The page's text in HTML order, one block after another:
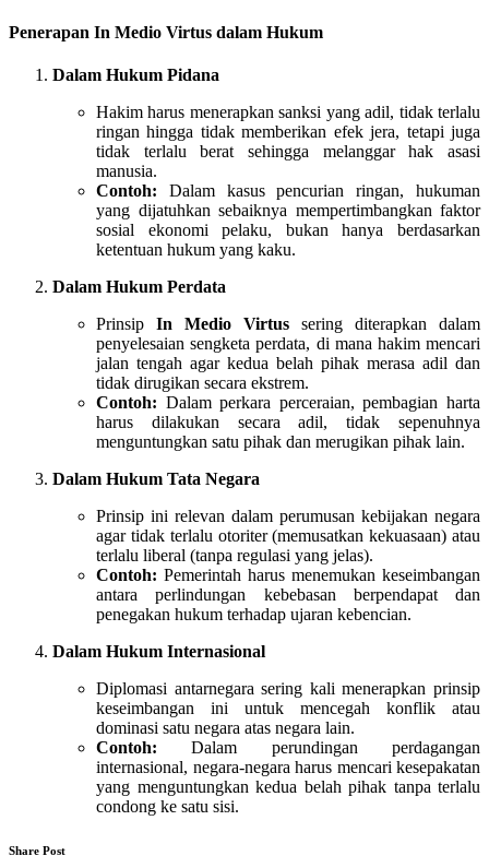
Penerapan In Medio Virtus dalam Hukum
Dalam Hukum Pidana
Hakim harus menerapkan sanksi yang adil, tidak terlalu
ringan hingga tidak memberikan efek jera, tetapi juga
tidak terlalu berat sehingga melanggar hak asasi
manusia.
Contoh: Dalam kasus pencurian ringan, hukuman
yang dijatuhkan sebaiknya mempertimbangkan faktor
sosial ekonomi pelaku, bukan hanya berdasarkan
ketentuan hukum yang kaku.
Dalam Hukum Perdata
Prinsip In Medio Virtus sering diterapkan dalam
penyelesaian sengketa perdata, di mana hakim mencari
jalan tengah agar kedua belah pihak merasa adil dan
tidak dirugikan secara ekstrem.
Contoh: Dalam perkara perceraian, pembagian harta
harus dilakukan secara adil, tidak sepenuhnya
menguntungkan satu pihak dan merugikan pihak lain.
Dalam Hukum Tata Negara
Prinsip ini relevan dalam perumusan kebijakan negara
agar tidak terlalu otoriter (memusatkan kekuasaan) atau
terlalu liberal (tanpa regulasi yang jelas).
Contoh: Pemerintah harus menemukan keseimbangan
antara perlindungan kebebasan berpendapat dan
penegakan hukum terhadap ujaran kebencian.
Dalam Hukum Internasional
Diplomasi antarnegara sering kali menerapkan prinsip
keseimbangan ini untuk mencegah konflik atau
dominasi satu negara atas negara lain.
Contoh: Dalam perundingan perdagangan
internasional, negara-negara harus mencari kesepakatan
yang menguntungkan kedua belah pihak tanpa terlalu
condong ke satu sisi.
Share Post